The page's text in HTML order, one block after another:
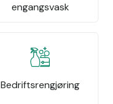
engangsvask
Bedriftsrengjøring